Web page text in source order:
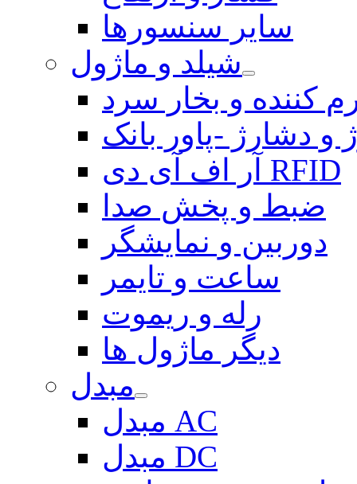
سایر سنسورها
شیلد و ماژول
کننده و بخار سرد
و دشارژ -پاور بانک
آر اف آی دی RFID
ضبط و پخش صدا
دوربین و نمایشگر
ساعت و تایمر
رله و ریموت
دیگر ماژول ها
مبدل
مبدل AC
مبدل DC